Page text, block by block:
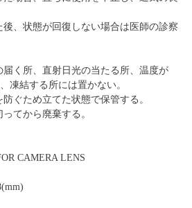
後、状態が回復しない場合は医師の診察
届く所、直射日光の当たる所、温度が
凍結する所には置かない。
ぐため立てた状態で保管する。
てから廃棄する。
CAMERA LENS